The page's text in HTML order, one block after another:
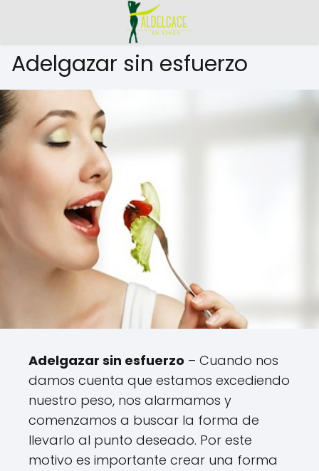
Adelgazar sin esfuerzo
Adelgazar sin esfuerzo – Cuando nos
damos cuenta que estamos excediendo
nuestro peso, nos alarmamos y
comenzamos a buscar la forma de
llevarlo al punto deseado. Por este
motivo es importante crear una forma